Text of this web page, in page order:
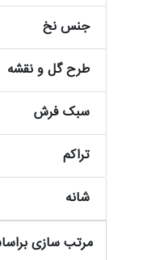
جنس نخ
طرح گل و نقشه
سبک فرش
تراکم
شانه